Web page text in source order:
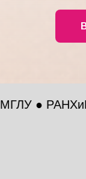
●